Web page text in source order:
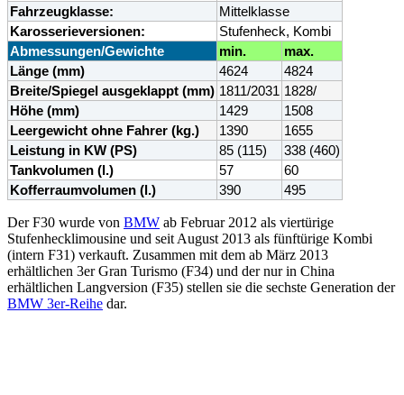
Fahrzeugklasse:
Mittelklasse
Karosserieversionen:
Stufenheck, Kombi
Abmessungen/Gewichte
min.
max.
Länge (mm)
4624
4824
Breite/Spiegel ausgeklappt (mm) 1811/2031 1828/
Höhe (mm)
1429
1508
Leergewicht ohne Fahrer (kg.)
1390
1655
Leistung in KW (PS)
85 (115)
338 (460)
Tankvolumen (l.)
57
60
Kofferraumvolumen (l.)
390 495
Der F30 wurde von BMW ab Februar 2012 als viertürige
Stufenhecklimousine und seit August 2013 als fünftürige Kombi
(intern F31) verkauft. Zusammen mit dem ab März 2013
erhältlichen 3er Gran Turismo (F34) und der nur in China
erhältlichen Langversion (F35) stellen sie die sechste Generation der
BMW 3er-Reihe dar.